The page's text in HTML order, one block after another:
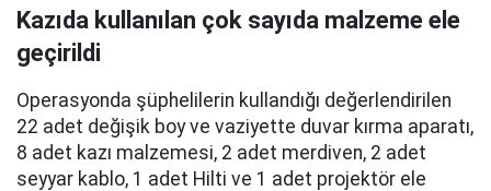
Kazıda kullanılan çok sayıda malzeme ele
geçirildi
Operasyonda şüphelilerin kullandığı değerlendirilen
22 adet değişik boy ve vaziyette duvar kırma aparatı,
8 adet kazı malzemesi, 2 adet merdiven, 2 adet
seyyar kablo, 1 adet Hilti ve 1 adet projektör ele